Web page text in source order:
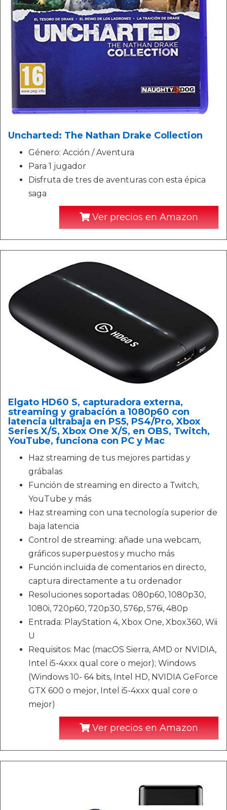
Uncharted: The Nathan Drake Collection
Género: Acción / Aventura
Para 1 jugador
Disfruta de tres de aventuras con esta épica
saga
Ver precios en Amazon
Elgato HD60 S, capturadora externa,
streaming y grabación a 1080p60 con
latencia ultrabaja en PS5, PS4/Pro, Xbox
Series X/S, Xbox One X/S, en OBS, Twitch,
YouTube, funciona con PC y Mac
Haz streaming de tus mejores partidas y
grábalas
Función de streaming en directo a Twitch,
YouTube y más
Haz streaming con una tecnología superior de
baja latencia
Control de streaming: añade una webcam,
gráficos superpuestos y mucho más
Función incluida de comentarios en directo,
captura directamente a tu ordenador
Resoluciones soportadas: 080p60, 1080p30,
1080i, 720p60, 720p30, 576p, 576i, 480p
Entrada: PlayStation 4, Xbox One, Xbox360, Wii
U
Requisitos: Mac (macOS Sierra, AMD or NVIDIA,
Intel i5-4xxx qual core o mejor); Windows
(Windows 10- 64 bits, Intel HD, NVIDIA GeForce
GTX 600 o mejor, Intel i5-4xxx qual core o
mejor)
Ver precios en Amazon